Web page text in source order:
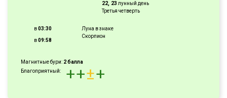
22, 23 лунный день
Третья четверть
в03:30
в09:58
Луна в знаке
Скорпион
Магнитные бури: 2 балла
Благоприятный:
++±+